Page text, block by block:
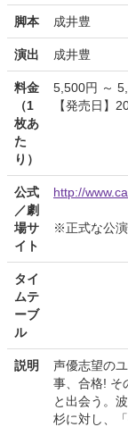
脚本 成井豊
演出 成井豊
料金
（1
枚あ
た
り）
5,500円 ～
【発売日】
公式
／劇
場サ
イト
http://
※正式な公演
タイ
ムテ
ーブ
ル
説明
声優志望の
事、合格! そ
と出会う。
杉に対し、